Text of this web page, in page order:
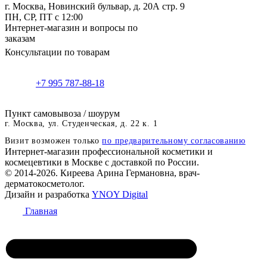
г. Москва, Новинский бульвар, д. 20А стр. 9
ПН, СР, ПТ с 12:00
Интернет-магазин и вопросы по
заказам
Консультации по товарам
+7 995 787-88-18
Пункт самовывоза / шоурум
г. Москва, ул. Студенческая, д. 22 к. 1
Визит возможен толькопо предварительному согласованию
Интернет-магазин профессиональной косметики и
космецевтики в Москве с доставкой по России.
© 2014-2026. Киреева Арина Германовна, врач-
дерматокосметолог.
Дизайн и разработка YNOY Digital
Главная